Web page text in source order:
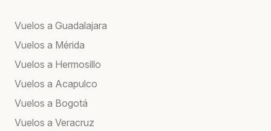
Vuelos a Guadalajara
Vuelos a Mérida
Vuelos a Hermosillo
Vuelos a Acapulco
Vuelos a Bogotá
Vuelos a Veracruz